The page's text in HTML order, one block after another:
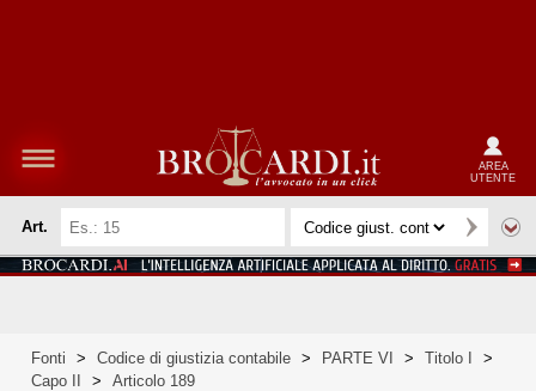
AREA
UTENTE
Art.
Fonti > Codice di giustizia contabile > PARTE VI > Titolo I
>
Capo II
> Articolo 189